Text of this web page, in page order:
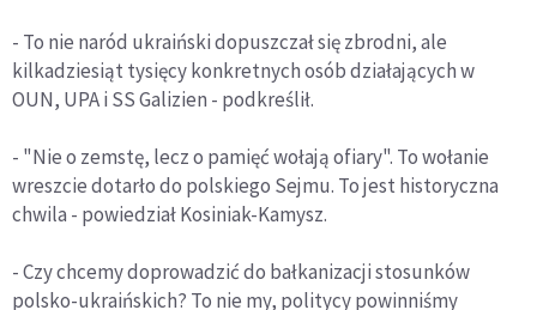
- To nie naród ukraiński dopuszczał się zbrodni, ale
kilkadziesiąt tysięcy konkretnych osób działających w
OUN, UPA i SS Galizien - podkreślił.
- "Nie o zemstę, lecz o pamięć wołają ofiary". To wołanie
wreszcie dotarło do polskiego Sejmu. To jest historyczna
chwila - powiedział Kosiniak-Kamysz.
- Czy chcemy doprowadzić do bałkanizacji stosunków
polsko-ukraińskich? To nie my, politycy powinniśmy